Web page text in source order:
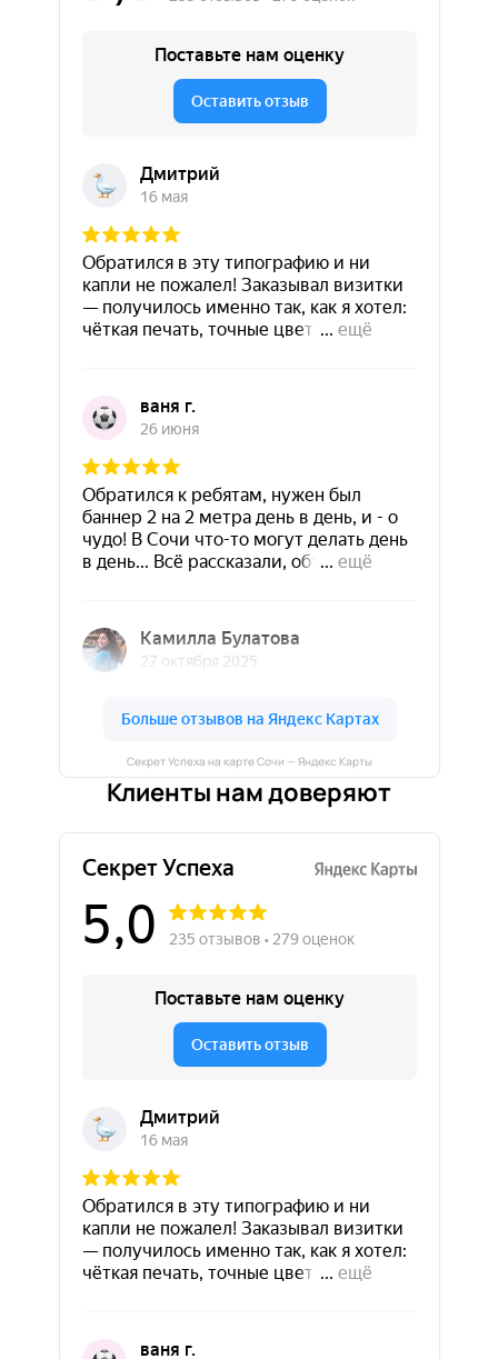
Секрет Успеха на карте Сочи — Яндекс Карты
Клиенты нам доверяют